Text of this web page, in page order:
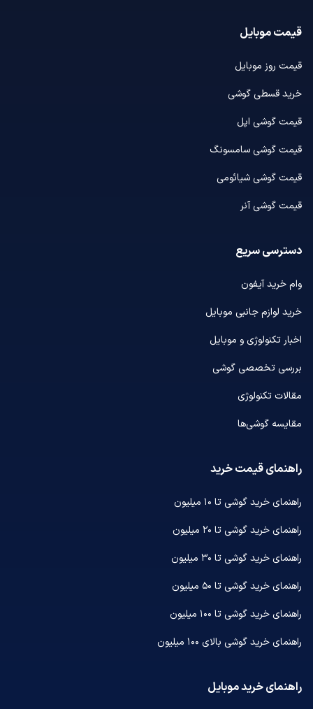
قیمت موبایل
قیمت روز موبایل
خرید قسطی گوشی
قیمت گوشی اپل
قیمت گوشی سامسونگ
قیمت گوشی شیائومی
قیمت گوشی آنر
دسترسی سریع
وام خرید آیفون
خرید لوازم جانبی موبایل
اخبار تکنولوژی و موبایل
بررسی تخصصی گوشی
مقالات تکنولوژی
مقایسه گوشی‌ها
راهنمای قیمت خرید
راهنمای خرید گوشی تا ۱۰ میلیون
راهنمای خرید گوشی تا ۲۰ میلیون
راهنمای خرید گوشی تا ۳۰ میلیون
راهنمای خرید گوشی تا ۵۰ میلیون
راهنمای خرید گوشی تا ۱۰۰ میلیون
راهنمای خرید گوشی بالای ۱۰۰ میلیون
راهنمای خرید موبایل